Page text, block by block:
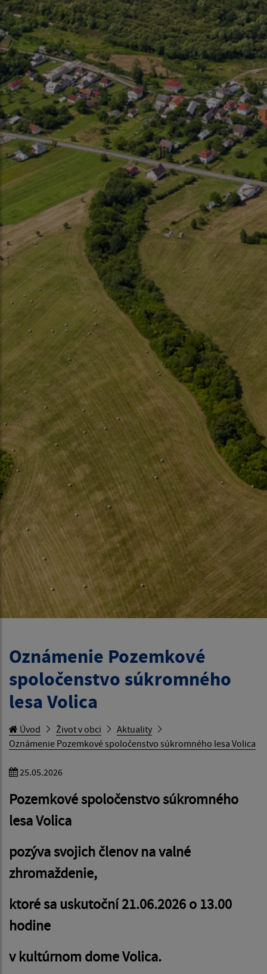
Oznámenie Pozemkové
spoločenstvo súkromného
lesa Volica
Úvod Život v obci
Aktuality
Oznámenie Pozemkové spoločenstvo súkromného lesa Volica
25.05.2026
Pozemkové spoločenstvo súkromného
lesa Volica
pozýva svojich členov na valné
zhromaždenie,
ktoré sa uskutoční 21.06.2026 o 13.00
hodine
v kultúrnom dome Volica.